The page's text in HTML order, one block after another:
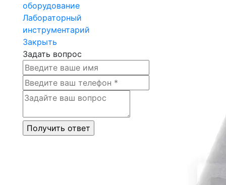
оборудование
Лабораторный
инструментарий
Закрыть
Задать вопрос